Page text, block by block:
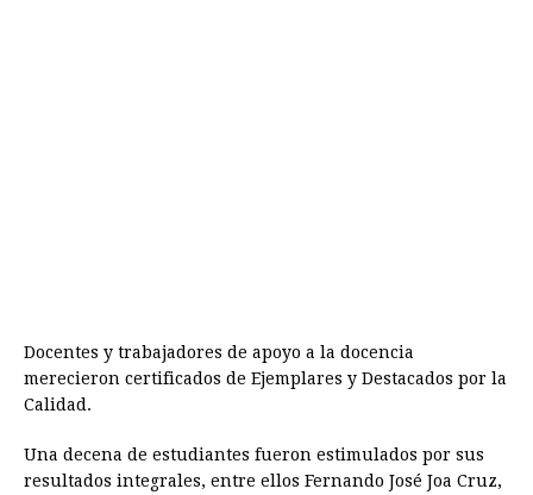
Docentes y trabajadores de apoyo a la docencia
merecieron certificados de Ejemplares y Destacados por la
Calidad.
Una decena de estudiantes fueron estimulados por sus
resultados integrales, entre ellos Fernando José Joa Cruz,